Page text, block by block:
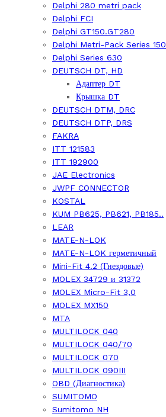
Delphi 280 metri pack
Delphi FCI
Delphi GT150.GT280
Delphi Metri-Pack Series 150
Delphi Series 630
DEUTSCH DT, HD
Адаптер DT
Крышка DT
DEUTSCH DTM, DRC
DEUTSCH DTP, DRS
FAKRA
ITT 121583
ITT 192900
JAE Electronics
JWPF CONNECTOR
KOSTAL
KUM PB625, PB621, PB185..
LEAR
MATE-N-LOK
MATE-N-LOK герметичный
Mini-Fit 4.2 (Гнездовые)
MOLEX 34729 и 31372
MOLEX Micro-Fit 3,0
MOLEX MX150
MTA
MULTILOCK 040
MULTILOCK 040/70
MULTILOCK 070
MULTILOCK 090III
OBD (Диагностика)
SUMITOMO
Sumitomo NH